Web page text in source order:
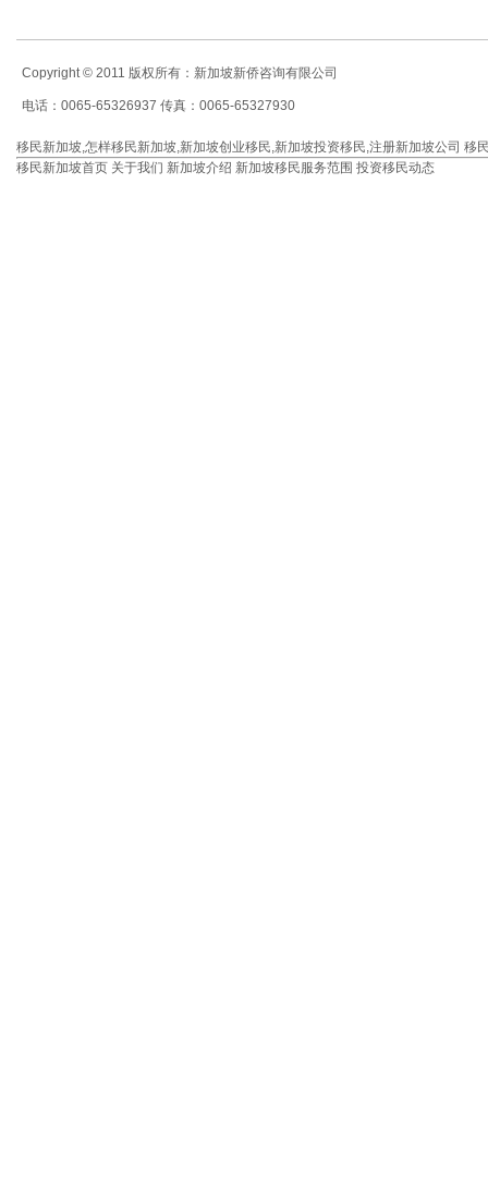
Copyright © 2011 版权所有：新加坡新侨咨询有限公司
电话：0065-65326937 传真：0065-65327930
移民新加坡,怎样移民新加坡,新加坡创业移民,新加坡投资移民,注册新加坡公司 移
移民新加坡首页 关于我们 新加坡介绍 新加坡移民服务范围 投资移民动态